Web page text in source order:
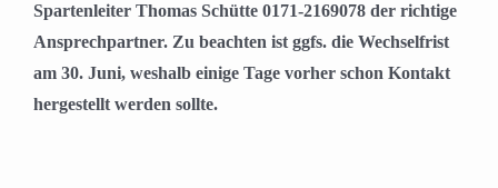
Spartenleiter Thomas Schütte 0171-2169078 der richtige
Ansprechpartner. Zu beachten ist ggfs. die Wechselfrist
am 30. Juni, weshalb einige Tage vorher schon Kontakt
hergestellt werden sollte.